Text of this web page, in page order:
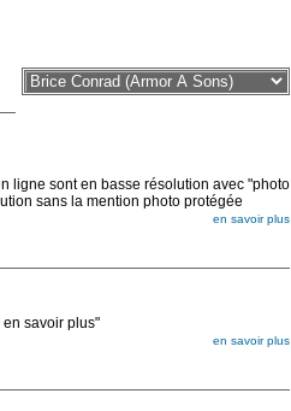
ligne sont en basse résolution avec "photo
sans la mention photo protégée
en savoir plus
en savoir plus"
en savoir plus